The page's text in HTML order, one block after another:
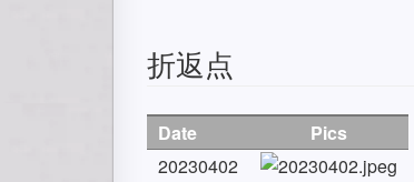
折返点
Date
Pics
20230402